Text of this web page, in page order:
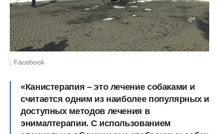
: Facebook
«Канистерапия – это лечение собаками и
считается одним из наиболее популярных и
доступных методов лечения в
энималтерапии. С использованием